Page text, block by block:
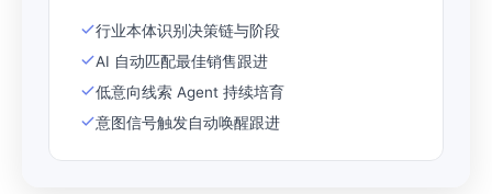
行业本体识别决策链与阶段
AI 自动匹配最佳销售跟进
低意向线索 Agent 持续培育
意图信号触发自动唤醒跟进